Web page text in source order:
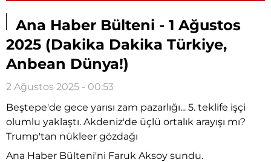
Ana Haber Bülteni - 1 Ağustos
2025 (Dakika Dakika Türkiye,
Anbean Dünya!)
2 Ağustos 2025 - 00:53
Beştepe'de gece yarısı zam pazarlığı... 5. teklife işçi
olumlu yaklaştı. Akdeniz'de üçlü ortalık arayışı mı?
Trump'tan nükleer gözdağı
Ana Haber Bülteni'ni Faruk Aksoy sundu.